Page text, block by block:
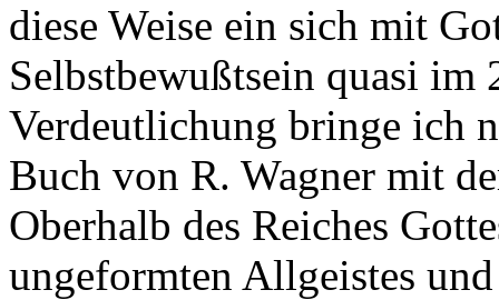
diese Weise ein sich mit
Selbstbewußtsein quasi
Verdeutlichung bringe ich
Buch von R. Wagner mit
Oberhalb des Reiches
ungeformten Allgeistes